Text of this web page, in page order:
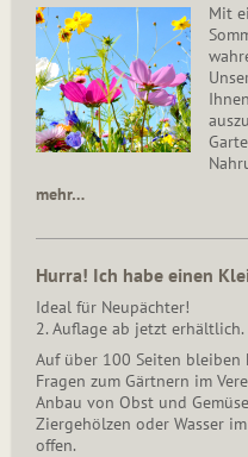
Mit
mehr…
Hurra! Ich habe einen
Ideal für Neupächter!
2. Auflage ab jetzt erhältlich.
Auf über 100 Seiten bleiben
Fragen zum Gärtnern im
Anbau von Obst und
Ziergehölzen oder Wasser
offen.